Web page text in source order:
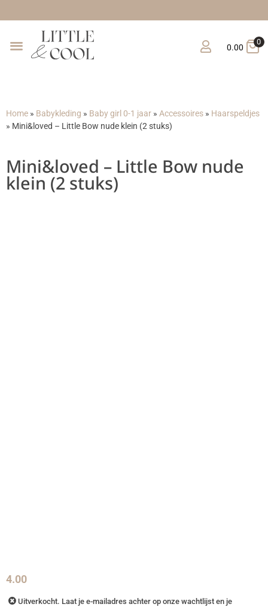
0.00
0
Home » Babykleding » Baby girl 0-1 jaar » Accessoires » Haarspeldjes
» Mini&loved – Little Bow nude klein (2 stuks)
Mini&loved – Little Bow nude
klein (2 stuks)
4.00
Uitverkocht. Laat je e-mailadres achter op onze wachtlijst en je